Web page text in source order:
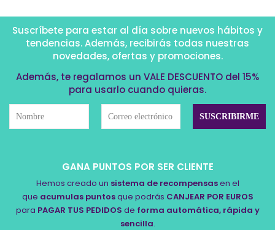
Suscríbete para estar al día sobre nuevos hábitos y
tendencias. Además, recibirás todas nuestras
novedades, ofertas y promociones.
Además, te regalamos un VALE DESCUENTO del 15%
para usarlo cuando quieras.
GANA PUNTOS POR SER CLIENTE
Hemos creado un sistema de recompensasen el
que acumulas puntosque podrás CANJEAR POR EUROS
para PAGAR TUS PEDIDOS de forma automática, rápida y
sencilla.